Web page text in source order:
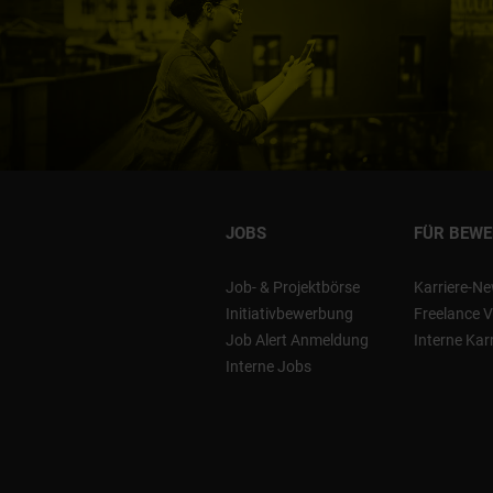
JOBS
Job- & Projektbörse
Initiativbewerbung
Job Alert Anmeldung
Interne Jobs
FÜR
Karriere-
Freelance
Interne